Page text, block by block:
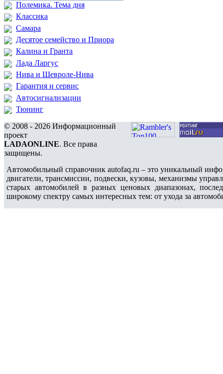
Полемика. Тема дня
Классика
Самара
Десятое семейство и Приора
Калина и Гранта
Лада Ларгус
Нива и Шевроле-Нива
Гарантия и сервис
Автосигнализации
Тюнинг
© 2008 - 2026 Информационный
проект
LADAONLINE. Все права
защищены.
Автомобильный справочник autofaq.ru – это уникальный
двигатели, трансмиссии, подвески, кузовы, механизмы
старых автомобилей в разных ценовых диапазонах,
широкому спектру самых интересных тем: от ухода за